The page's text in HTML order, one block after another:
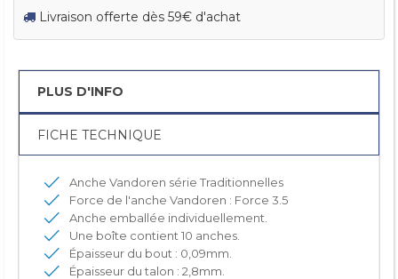
Livraison offerte dès 59€ d'achat
PLUS D'INFO
FICHE TECHNIQUE
Anche Vandoren série Traditionnelles
Force de l'anche Vandoren : Force 3.5
Anche emballée individuellement.
Une boîte contient 10 anches.
Épaisseur du bout : 0,09mm.
Épaisseur du talon : 2,8mm.